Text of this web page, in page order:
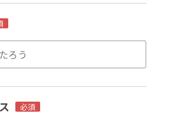
必須